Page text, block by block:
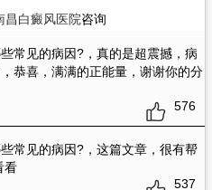
昌白癜风医院咨询
常见的病因?，真的是超震撼，病
恭喜，满满的正能量，谢谢你的分
576
常见的病因?，这篇文章，很有帮
看
537